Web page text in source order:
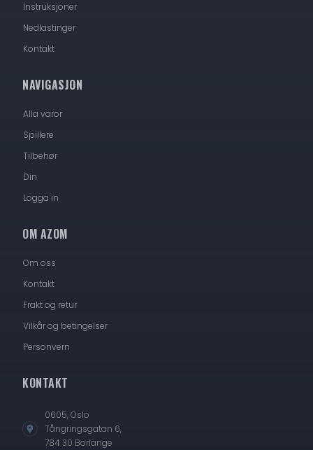
Instruksjoner
Nedlastinger
Kontakt
NAVIGASJON
Alla varor
Spillere
Tilbehør
Din
Logga in
OM AZOM
Om oss
Kontakt
Frakt og retur
Vilkår og betingelser
Personvern
KONTAKT
0605, Oslo
Tångringsgatan 6,
784 30 Borlänge